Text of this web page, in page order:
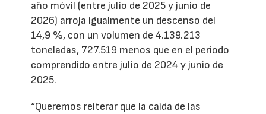
año móvil (entre julio de 2025 y junio de
2026) arroja igualmente un descenso del
14,9 %, con un volumen de 4.139.213
toneladas, 727.519 menos que en el periodo
comprendido entre julio de 2024 y junio de
2025.
“Queremos reiterar que la caída de las